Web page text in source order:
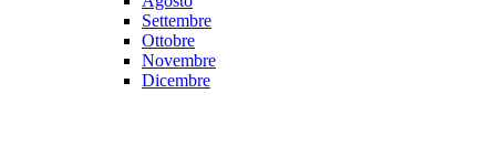
Settembre
Ottobre
Novembre
Dicembre